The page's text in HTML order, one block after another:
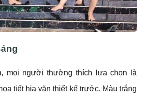
mọi người thường thích lựa chọn là
tiết hia văn thiết kế trước. Màu trắng